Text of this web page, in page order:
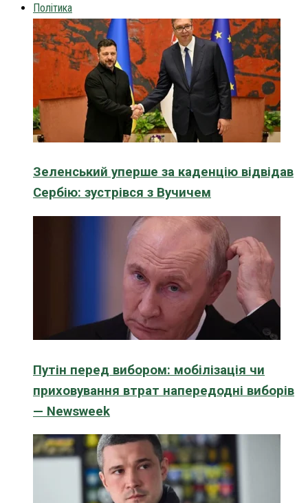
Політика
Зеленський уперше за каденцію відвідав
Сербію: зустрівся з Вучичем
Путін перед вибором: мобілізація чи
приховування втрат напередодні виборів
— Newsweek